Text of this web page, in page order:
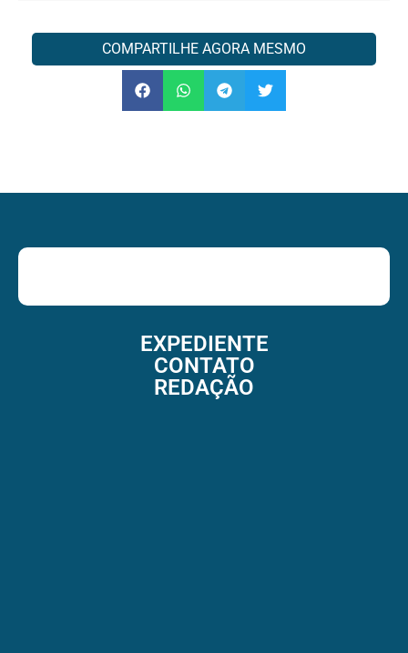
COMPARTILHE AGORA MESMO
EXPEDIENTE
CONTATO
REDAÇÃO